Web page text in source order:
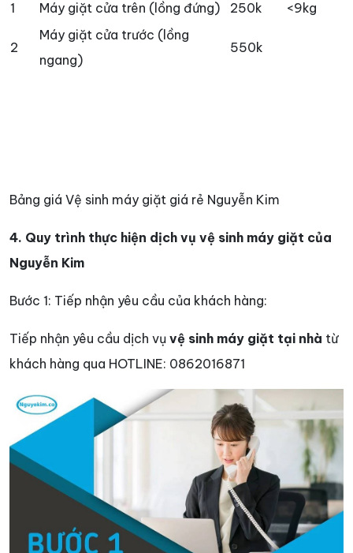
1
Máy giặt cửa trên (lồng đứng) 250k <9kg
2
Máy giặt cửa trước (lồng
ngang)
550k
Bảng giá Vệ sinh máy giặt giá rẻ Nguyễn Kim
4. Quy trình thực hiện dịch vụ vệ sinh máy giặt của
Nguyễn Kim
Bước 1: Tiếp nhận yêu cầu của khách hàng:
Tiếp nhận yêu cầu dịch vụ vệ sinh máy giặt tại nhà từ
khách hàng qua HOTLINE: 0862016871